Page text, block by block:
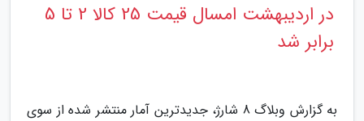
در اردیبهشت امسال قیمت 25 کالا 2 تا 5
برابر شد
به گزارش وبلاگ 8 شارژ، جدیدترین آمار منتشر شده از سوی